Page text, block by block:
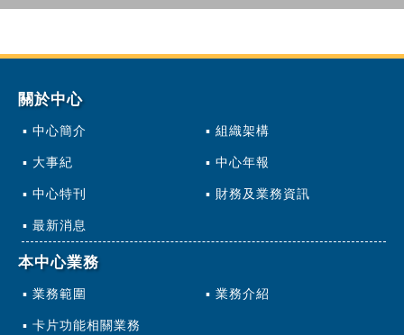
關於中心
中心簡介 組織架構
大事紀 中心年報
中心特刊 財務及業務資訊
最新消息
本中心業務
業務範圍 業務介紹
卡片功能相關業務